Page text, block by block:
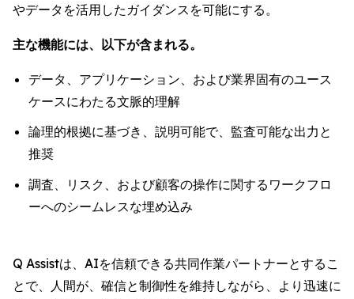
やデータを活用したガイダンスを可能にする。
主な機能には、以下が含まれる。
データ、アプリケーション、および業界固有のユース
ケースにわたる文脈的理解
論理的根拠に基づき、説明可能で、監査可能な出力と
推奨
調査、リスク、および顧客の操作に関するワークフロ
ーへのシームレスな埋め込み
Q Assistは、AIを信頼できる共同作業パートナーとするこ
とで、人間が、確信と制御性を維持しながら、より迅速に